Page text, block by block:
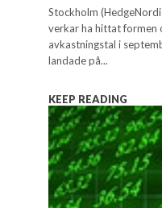
Stockholm
verkar ha hittat formen
avkastningstal i
landade på...
KEEP READING